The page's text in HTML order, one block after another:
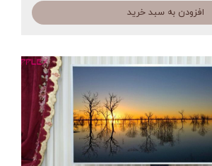
افزودن به سبد خرید